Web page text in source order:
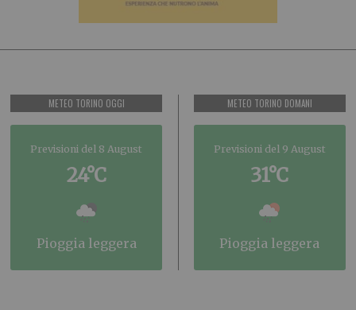
METEO TORINO OGGI
Previsioni del 8 August
24°C
pioggia leggera
METEO TORINO DOMANI
Previsioni del 9 August
31°C
pioggia leggera